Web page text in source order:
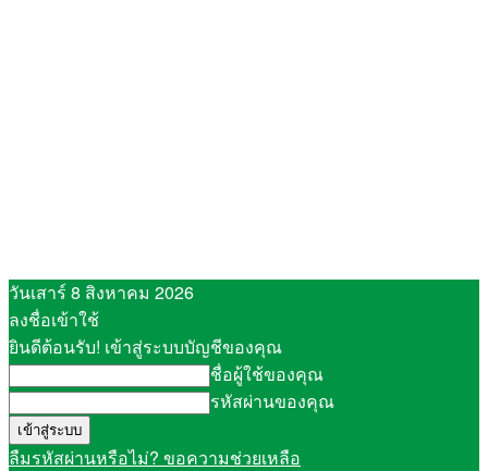
วันเสาร์ 8 สิงหาคม 2026
ลงชื่อเข้าใช้
ยินดีต้อนรับ! เข้าสู่ระบบบัญชีของคุณ
ชื่อผู้ใช้ของคุณ
รหัสผ่านของคุณ
ลืมรหัสผ่านหรือไม่? ขอความช่วยเหลือ